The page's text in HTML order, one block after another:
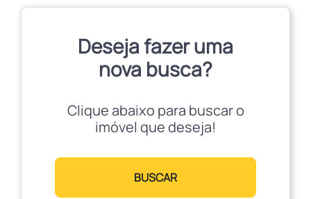
Deseja fazer uma
nova busca?
Clique abaixo para buscar o
imóvel que deseja!
BUSCAR